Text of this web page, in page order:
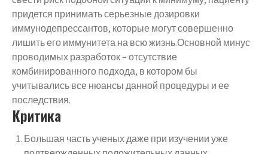
придется принимать серьезные дозировки
иммунодепрессантов, которые могут совершенно
лишить его иммунитета на всю жизнь.Основной минус
проводимых разработок – отсутствие
комбинированного подхода, в котором бы
учитывались все нюансы данной процедуры и ее
последствия.
Критика
Большая часть ученых даже при изучении уже